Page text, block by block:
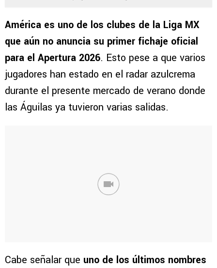
América es uno de los clubes de la Liga MX
que aún no anuncia su primer fichaje oficial
para el Apertura 2026. Esto pese a que varios
jugadores han estado en el radar azulcrema
durante el presente mercado de verano donde
las Águilas ya tuvieron varias salidas.
Cabe señalar que uno de los últimos nombres